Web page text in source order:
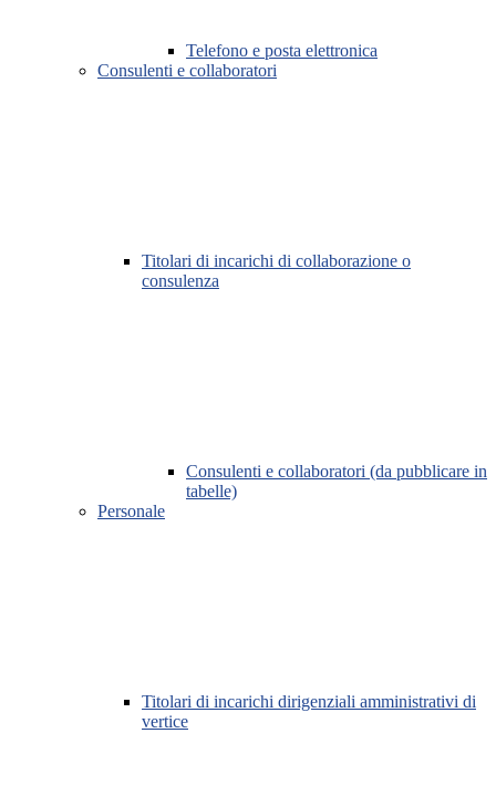
Telefono e posta elettronica
Consulenti e collaboratori
Titolari di incarichi di collaborazione o
consulenza
Consulenti e collaboratori (da pubblicare in
tabelle)
Personale
Titolari di incarichi dirigenziali amministrativi di
vertice